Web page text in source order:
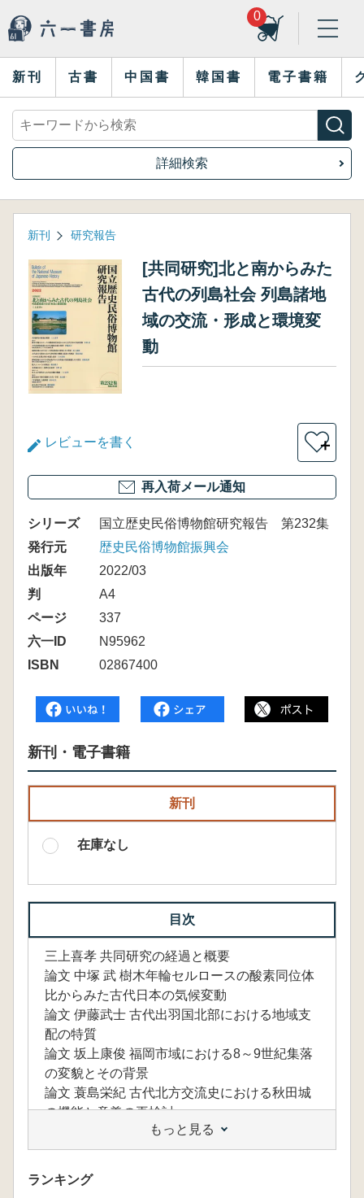
0
新刊 古書 中国書 韓国書 電子書籍
詳細検索
新刊 研究報告
[共同研究]北と南からみた
古代の列島社会 列島諸地
域の交流・形成と環境変
動
レビューを書く ＋
再入荷メール通知
シリーズ
国立歴史民俗博物館研究報告 第232集
発行元
歴史民俗博物館振興会
出版年
2022/03
判
A4
ページ
337
六一ID
N95962
ISBN
02867400
新刊・電子書籍
新刊
在庫なし
目次
三上喜孝 共同研究の経過と概要
論文 中塚 武 樹木年輪セルロースの酸素同位体
比からみた古代日本の気候変動
論文 伊藤武士 古代出羽国北部における地域支
配の特質
論文 坂上康俊 福岡市域における8～9世紀集落
の変貌とその背景
論文 蓑島栄紀 古代北方交流史における秋田城
の機能と意義の再検討
論文 八木光則 いわゆる末期古墳の系譜と変容
論文 桒畑光博 都城盆地における8世紀後半から
10世紀の集落動態とその背景
論文 柴田博子 肥人についての再検討
もっと見る
ランキング